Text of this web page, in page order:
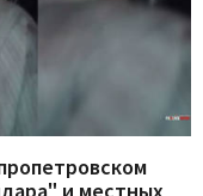
и местных